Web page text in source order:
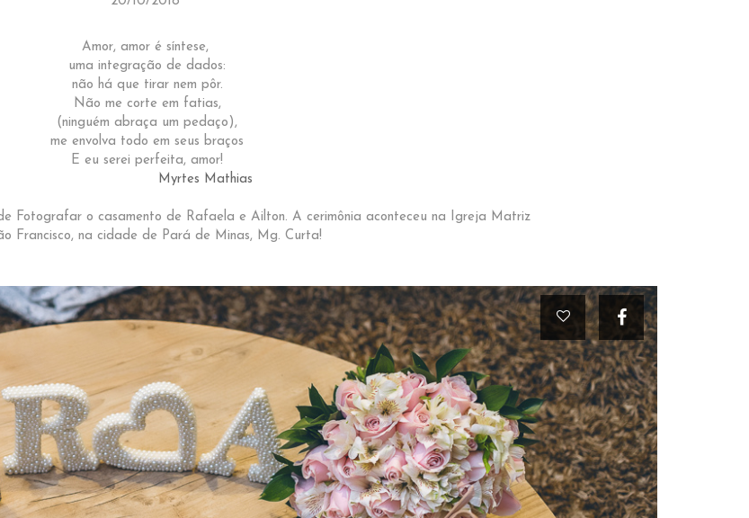
Amor, amor é síntese,
uma integração de dados:
não há que tirar nem pôr.
Não me corte em fatias,
(ninguém abraça um pedaço),
me envolva todo em seus braços
E eu serei perfeita, amor!
Myrtes Mathias
Fotografar o casamento de Rafaela e Ailton. A cerimônia aconteceu na Igreja Matriz
Francisco, na cidade de Pará de Minas, Mg. Curta!